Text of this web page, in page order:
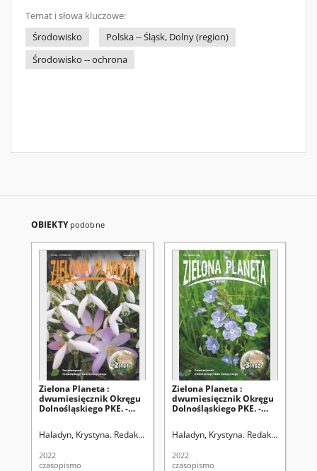
Temat i słowa kluczowe:
Środowisko
Polska -- Śląsk, Dolny (region)
Środowisko -- ochrona
OBIEKTY podobne
Zielona Planeta :
dwumiesięcznik Okręgu
Dolnośląskiego PKE. -
Haladyn, Krystyna. Redaktor
2022
czasopismo
Zielona Planeta :
dwumiesięcznik Okręgu
Dolnośląskiego PKE. -
Haladyn, Krystyna. Redaktor
2022
czasopismo